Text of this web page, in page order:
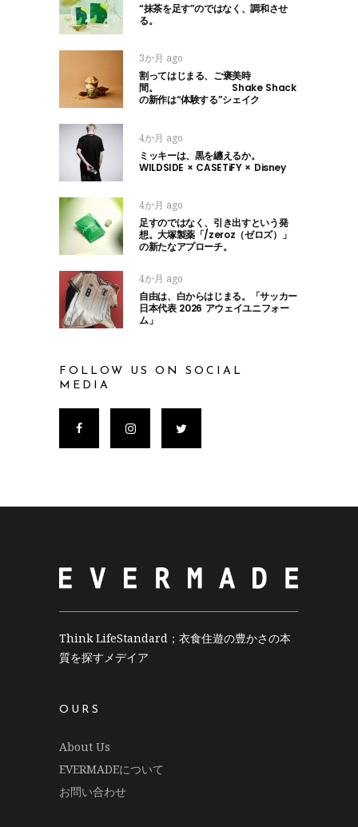
“抹茶を足す”のではなく、調和させ
る。
3か月 ago
割ってはじまる、ご褒美時
間。 Shake Shack
の新作は“体験する”シェイク
4か月 ago
ミッキーは、黒を纏えるか。
WILDSIDE × CASETiFY × Disney
4か月 ago
足すのではなく、引き出すという発
想。大塚製薬「/zeroz（ゼロズ）」
の新たなアプローチ。
4か月 ago
自由は、白からはじまる。「サッカー
日本代表 2026 アウェイユニフォー
ム」
FOLLOW US ON SOCIAL
MEDIA
Think LifeStandard；衣食住遊の豊かさの本
質を探すメデイア
OURS
About Us
EVERMADEについて
お問い合わせ